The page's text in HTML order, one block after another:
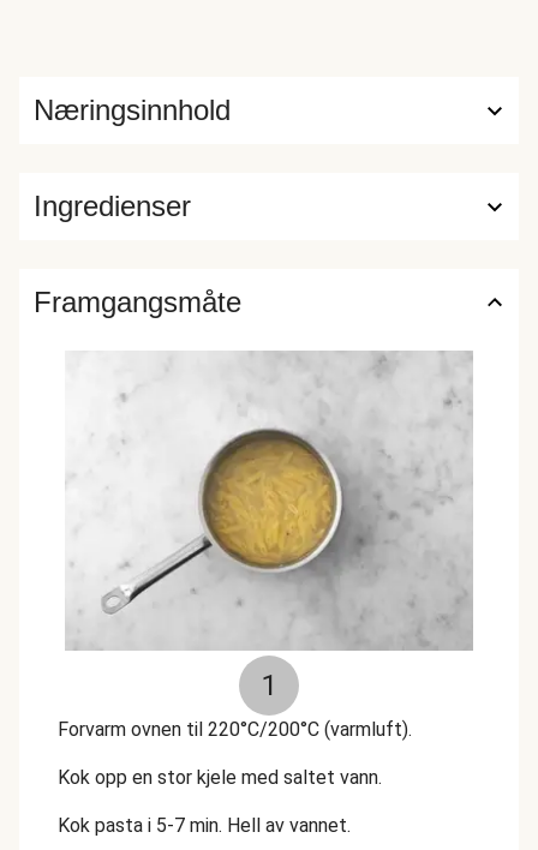
Ingredienser
Næringsinnhold
Framgangsmåte
1
Forvarm ovnen til 220°C/200°C (varmluft).
Kok opp en stor kjele med saltet vann.
Kok pasta i 5-7 min. Hell av vannet.